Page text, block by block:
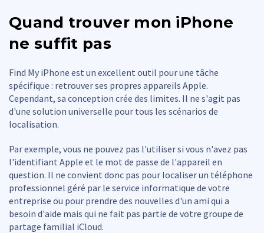
Quand trouver mon iPhone
ne suffit pas
Find My iPhone est un excellent outil pour une tâche
spécifique : retrouver ses propres appareils Apple.
Cependant, sa conception crée des limites. Il ne s'agit pas
d'une solution universelle pour tous les scénarios de
localisation.
Par exemple, vous ne pouvez pas l'utiliser si vous n'avez pas
l'identifiant Apple et le mot de passe de l'appareil en
question. Il ne convient donc pas pour localiser un téléphone
professionnel géré par le service informatique de votre
entreprise ou pour prendre des nouvelles d'un ami qui a
besoin d'aide mais qui ne fait pas partie de votre groupe de
partage familial iCloud.